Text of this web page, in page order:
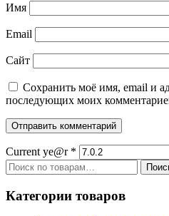
Имя
Email
Сайт
Сохранить моё имя, email и
последующих моих
Current ye@r *
Искать:
Категории товаров